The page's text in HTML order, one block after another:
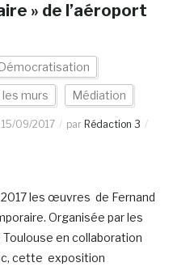
» de l’aéroport
les murs Médiation
15/09/2017 par Rédaction 3
les œuvres de Fernand
Organisée par les
en collaboration
cette exposition